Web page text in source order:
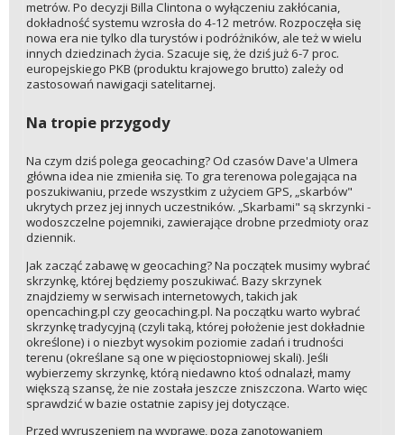
metrów. Po decyzji Billa Clintona o wyłączeniu zakłócania,
dokładność systemu wzrosła do 4-12 metrów. Rozpoczęła się
nowa era nie tylko dla turystów i podróżników, ale też w wielu
innych dziedzinach życia. Szacuje się, że dziś już 6-7 proc.
europejskiego PKB (produktu krajowego brutto) zależy od
zastosowań nawigacji satelitarnej.
Na tropie przygody
Na czym dziś polega geocaching? Od czasów Dave'a Ulmera
główna idea nie zmieniła się. To gra terenowa polegająca na
poszukiwaniu, przede wszystkim z użyciem GPS, „skarbów"
ukrytych przez jej innych uczestników. „Skarbami" są skrzynki -
wodoszczelne pojemniki, zawierające drobne przedmioty oraz
dziennik.
Jak zacząć zabawę w geocaching? Na początek musimy wybrać
skrzynkę, której będziemy poszukiwać. Bazy skrzynek
znajdziemy w serwisach internetowych, takich jak
opencaching.pl czy geocaching.pl. Na początku warto wybrać
skrzynkę tradycyjną (czyli taką, której położenie jest dokładnie
określone) i o niezbyt wysokim poziomie zadań i trudności
terenu (określane są one w pięciostopniowej skali). Jeśli
wybierzemy skrzynkę, którą niedawno ktoś odnalazł, mamy
większą szansę, że nie została jeszcze zniszczona. Warto więc
sprawdzić w bazie ostatnie zapisy jej dotyczące.
Przed wyruszeniem na wyprawę, poza zanotowaniem